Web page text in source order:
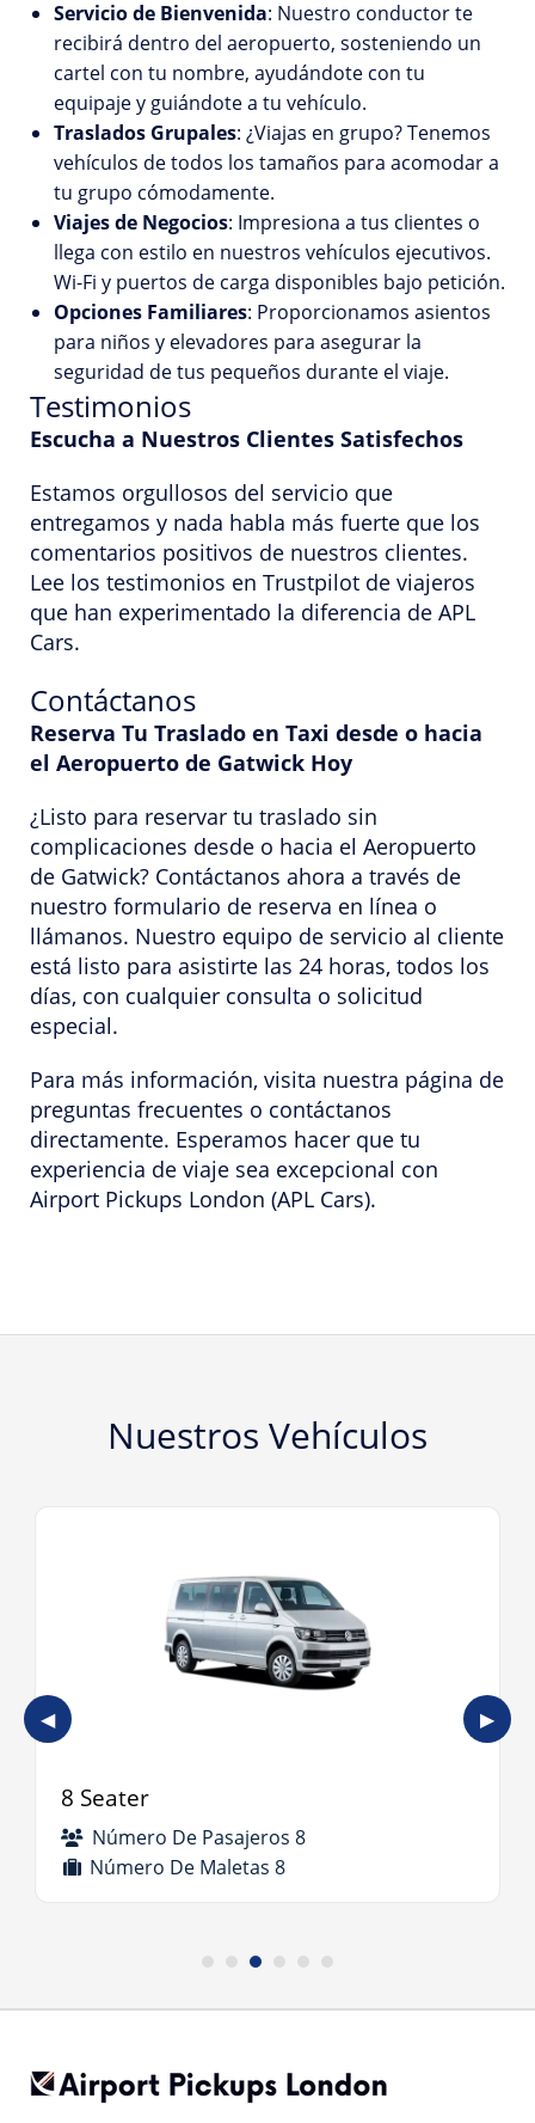
Servicio de Bienvenida: Nuestro conductor te
recibirá dentro del aeropuerto, sosteniendo un
cartel con tu nombre, ayudándote con tu
equipaje y guiándote a tu vehículo.
Traslados Grupales: ¿Viajas en grupo? Tenemos
vehículos de todos los tamaños para acomodar a
tu grupo cómodamente.
Viajes de Negocios: Impresiona a tus clientes o
llega con estilo en nuestros vehículos ejecutivos.
Wi-Fi y puertos de carga disponibles bajo petición.
Opciones Familiares: Proporcionamos asientos
para niños y elevadores para asegurar la
seguridad de tus pequeños durante el viaje.
Testimonios
Escucha a Nuestros Clientes Satisfechos
Estamos orgullosos del servicio que
entregamos y nada habla más fuerte que los
comentarios positivos de nuestros clientes.
Lee los testimonios en Trustpilot de viajeros
que han experimentado la diferencia de APL
Cars.
Contáctanos
Reserva Tu Traslado en Taxi desde o hacia
el Aeropuerto de Gatwick Hoy
¿Listo para reservar tu traslado sin
complicaciones desde o hacia el Aeropuerto
de Gatwick? Contáctanos ahora a través de
nuestro formulario de reserva en línea o
llámanos. Nuestro equipo de servicio al cliente
está listo para asistirte las 24 horas, todos los
días, con cualquier consulta o solicitud
especial.
Para más información, visita nuestra página de
preguntas frecuentes o contáctanos
directamente. Esperamos hacer que tu
experiencia de viaje sea excepcional con
Airport Pickups London (APL Cars).
Nuestros Vehículos
◀
8 Seater
Número De Pasajeros 8
Número De Maletas 8
▶